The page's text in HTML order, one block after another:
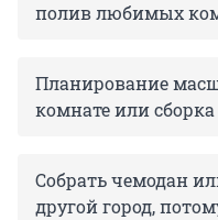
полив любимых
Планирование
комнате или
Собрать чемодан
другой город,